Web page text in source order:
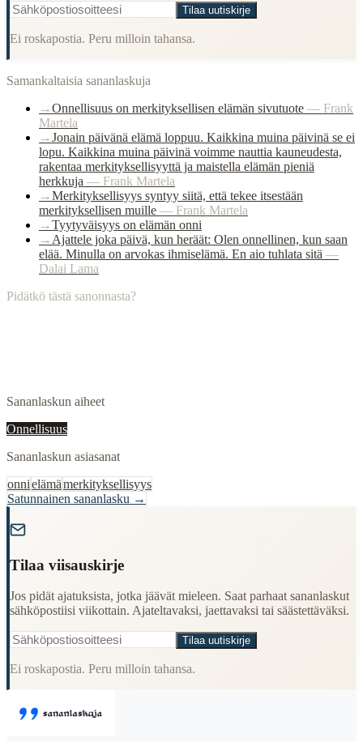
Tilaa uutiskirje
Ei roskapostia. Peru milloin tahansa.
Samankaltaisia sananlaskuja
→Onnellisuus on merkityksellisen elämän sivutuote — Frank
Martela
→Jonain päivänä elämä loppuu. Kaikkina muina päivinä se ei
lopu. Kaikkina muina päivinä voimme nauttia kauneudesta,
rakentaa merkityksellisyyttä ja maistella elämän pieniä
herkkuja — Frank Martela
→Merkityksellisyys syntyy siitä, että tekee itsestään
merkityksellisen muille — Frank Martela
→Tyytyväisyys on elämän onni
→ Ajattele joka päivä, kun heräät: Olen onnellinen, kun saan
elää. Minulla on arvokas ihmiselämä. En aio tuhlata sitä —
Dalai Lama
Pidätkö tästä sanonnasta?
Sananlaskun aiheet
Onnellisuus
Sananlaskun asiasanat
onnielämämerkityksellisyys
Satunnainen sananlasku →
Tilaa viisauskirje
Jos pidät ajatuksista, jotka jäävät mieleen. Saat parhaat sananlaskut
sähköpostiisi viikottain. Ajateltavaksi, jaettavaksi tai säästettäväksi.
Tilaa uutiskirje
Ei roskapostia. Peru milloin tahansa.